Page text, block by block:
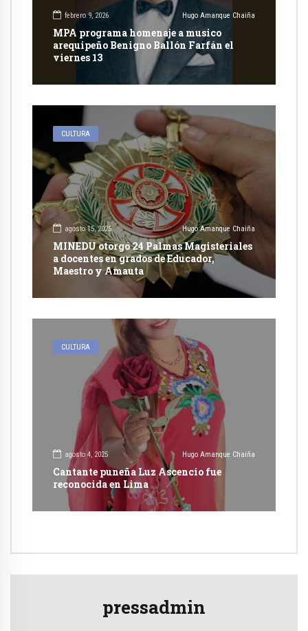
febrero 9, 2026 Hugo Amanque Chaiña
MPA programa homenaje a musico
arequipeño Benigno Ballón Farfán el
viernes 13
CULTURA
agosto 15, 2025 Hugo Amanque Chaiña
MINEDU otorgó 24 Palmas Magisteriales
a docentes en grados de Educador,
Maestro y Amauta
CULTURA
agosto 4, 2025 Hugo Amanque Chaiña
Cantante puneña Luz Ascencio fue
reconocida en Lima
pressadmin